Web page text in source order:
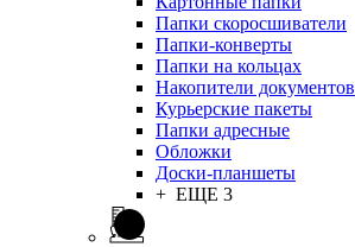
Папки скоросшиватели
Папки-конверты
Папки на кольцах
Накопители документов
Курьерские пакеты
Папки адресные
Обложки
Доски-планшеты
+ ЕЩЕ 3